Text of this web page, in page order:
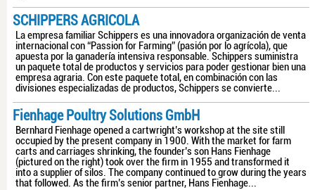
SCHIPPERS AGRICOLA
La empresa familiar Schippers es una innovadora organización de venta
internacional con “Passion for Farming” (pasión por lo agrícola), que
apuesta por la ganadería intensiva responsable. Schippers suministra
un paquete total de productos y servicios para poder gestionar bien una
empresa agraria. Con este paquete total, en combinación con las
divisiones especializadas de productos, Schippers se convierte...
Fienhage Poultry Solutions GmbH
Bernhard Fienhage opened a cartwright’s workshop at the site still
occupied by the present company in 1900. With the market for farm
carts and carriages shrinking, the founder’s son Hans Fienhage
(pictured on the right) took over the firm in 1955 and transformed it
into a supplier of silos. The company continued to grow during the years
that followed. As the firm’s senior partner, Hans Fienhage...